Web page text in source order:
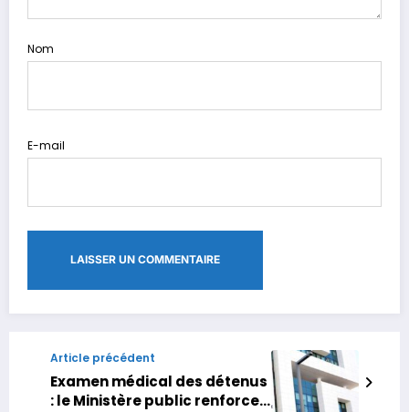
Nom
E-mail
Article précédent
Examen médical des détenus
: le Ministère public renforce